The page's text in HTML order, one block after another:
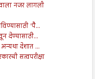
नजर लागली
'पै...
देण्यासाठी...
देशात ...
सत्वपरीक्षा